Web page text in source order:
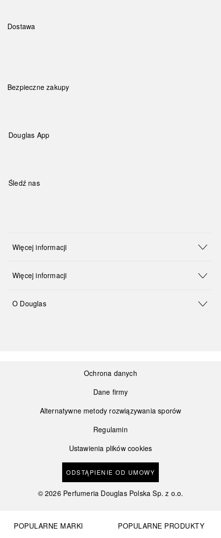
Dostawa
Bezpieczne zakupy
Douglas App
Śledź nas
Więcej informacji
Więcej informacji
O Douglas
Ochrona danych
Dane firmy
Alternatywne metody rozwiązywania sporów
Regulamin
Ustawienia plików cookies
ODSTĄPIENIE OD UMOWY
©2026 Perfumeria Douglas Polska Sp. z o.o.
POPULARNE MARKI
POPULARNE PRODUKTY